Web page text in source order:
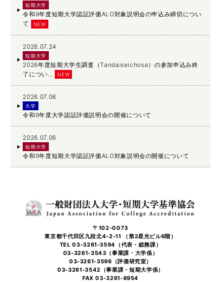
短期大学
令和9年度短期大学認証評価ALO対象説明会の申込み締切につい
て
NEW
2026.07.24
短期大学
2026年度短期大学生調査（Tandaiseichosa）の参加申込み終
了につい…
NEW
2026.07.06
大学
令和9年度大学認証評価説明会の開催について
2026.07.06
短期大学
令和9年度短期大学認証評価ALO対象説明会の開催について
〒102-0073
東京都千代田区九段北4-2-11 （第2星光ビル6階）
TEL 03-3261-3594（代表・総務課）
03-3261-3543（事業課・大学係）
03-3261-3596（評価研究室）
03-3261-3542（事業課・短期大学係）
FAX 03-3261-8954